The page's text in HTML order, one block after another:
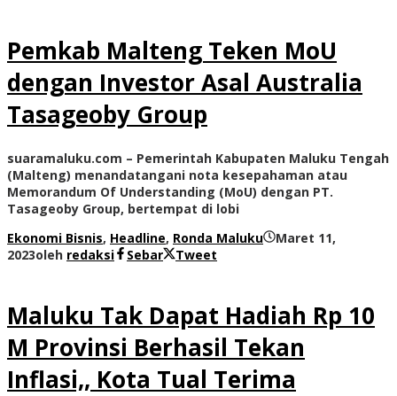
Pemkab Malteng Teken MoU
dengan Investor Asal Australia
Tasageoby Group
suaramaluku.com – Pemerintah Kabupaten Maluku Tengah
(Malteng) menandatangani nota kesepahaman atau
Memorandum Of Understanding (MoU) dengan PT.
Tasageoby Group, bertempat di lobi
Ekonomi Bisnis, Headline, Ronda Maluku
Maret 11,
2023oleh redaksi Sebar Tweet
Maluku Tak Dapat Hadiah Rp 10
M Provinsi Berhasil Tekan
Inflasi,, Kota Tual Terima